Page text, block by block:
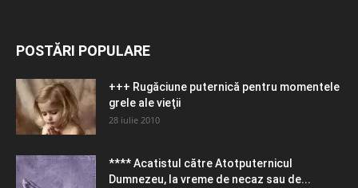
POSTĂRI POPULARE
+++ Rugăciune puternică pentru momentele
grele ale vieţii
28 iulie 2010
**** Acatistul către Atotputernicul
Dumnezeu, la vreme de necaz sau de...